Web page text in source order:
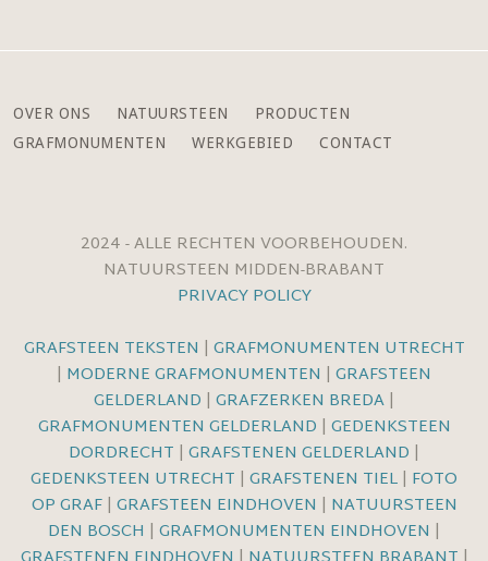
OVER ONS NATUURSTEEN
PRODUCTEN
GRAFMONUMENTEN
WERKGEBIED CONTACT
2024 - ALLE RECHTEN VOORBEHOUDEN.
NATUURSTEEN MIDDEN-BRABANT
PRIVACY POLICY
GRAFSTEEN TEKSTEN | GRAFMONUMENTEN UTRECHT
| MODERNE GRAFMONUMENTEN | GRAFSTEEN
GELDERLAND | GRAFZERKEN BREDA|
GRAFMONUMENTEN GELDERLAND | GEDENKSTEEN
DORDRECHT | GRAFSTENEN GELDERLAND |
GEDENKSTEEN UTRECHT | GRAFSTENEN TIEL| FOTO
OP GRAF| GRAFSTEEN EINDHOVEN | NATUURSTEEN
DEN BOSCH | GRAFMONUMENTEN EINDHOVEN |